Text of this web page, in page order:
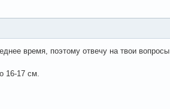
время, поэтому отвечу на твои вопросы
16-17 см.